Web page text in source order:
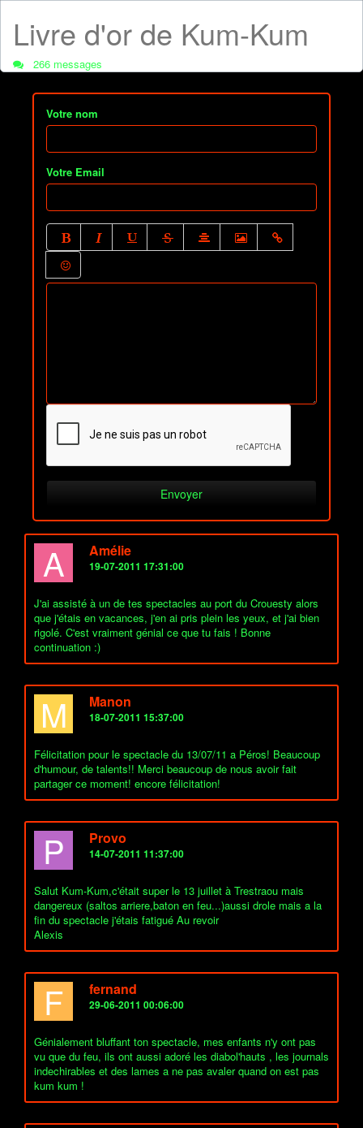
Livre d'or de Kum-Kum
266 messages
Votre nom
Votre Email
A Amélie
19-07-2011 17:31:00
J'ai assisté à un de tes spectacles au port du Crouesty alors
que j'étais en vacances, j'en ai pris plein les yeux, et j'ai bien
rigolé. C'est vraiment génial ce que tu fais ! Bonne
continuation :)
M Manon
18-07-2011 15:37:00
Félicitation pour le spectacle du 13/07/11 a Péros! Beaucoup
d'humour, de talents!! Merci beaucoup de nous avoir fait
partager ce moment! encore félicitation!
P Provo
14-07-2011 11:37:00
Salut Kum-Kum,c'était super le 13 juillet à Trestraou mais
dangereux (saltos arriere,baton en feu...)aussi drole mais a la
fin du spectacle j'étais fatigué Au revoir
Alexis
F fernand
29-06-2011 00:06:00
Génialement bluffant ton spectacle, mes enfants n'y ont pas
vu que du feu, ils ont aussi adoré les diabol'hauts , les journals
indechirables et des lames a ne pas avaler quand on est pas
kum kum !